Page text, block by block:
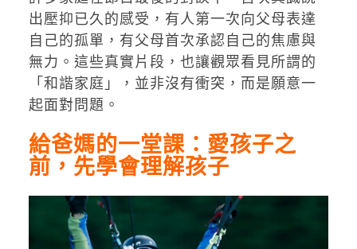
出壓抑已久的感受，有人第一次向父母表達
自己的孤單，有父母首次承認自己的焦慮與
無力。這些真實片段，也讓觀眾看見所謂的
「和諧家庭」，並非沒有衝突，而是願意一
起面對問題。
給爸媽的一堂課：愛孩子之
前，先學會理解孩子